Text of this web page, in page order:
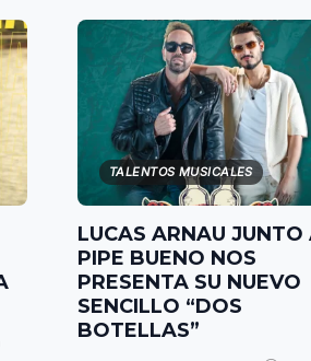
TALENTOS MUSICALES
LUCAS ARNAU JUNTO
PIPE BUENO NOS
PRESENTA SU NUEVO
SENCILLO “DOS
BOTELLAS”